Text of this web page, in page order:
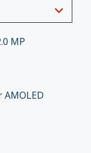
MP
AMOLED